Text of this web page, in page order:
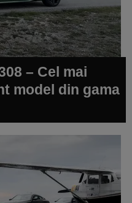
– Cel mai
model din gama